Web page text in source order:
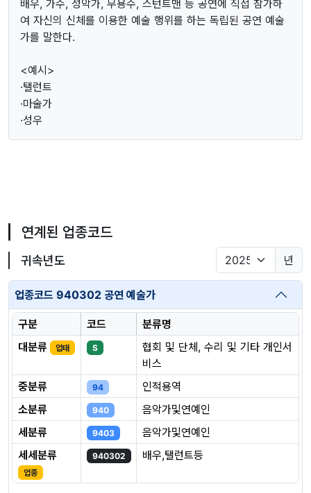
배우, 가수, 성악가, 무용수, 스턴트맨 등 공연에 직접 참가하
여 자신의 신체를 이용한 예술 행위를 하는 독립된 공연 예술
가를 말한다.
<예시>
·탤런트
·마술가
·성우
연계된 업종코드
귀속년도 년
업종코드 940302 공연 예술가
구분 코드
분류명
대분류
업태 S
협회 및 단체, 수리 및 기타 개인서
비스
중분류
94
인적용역
소분류
940
음악가및연예인
세분류
9403
음악가및연예인
세세분류
업종
940302 배우,탤런트등